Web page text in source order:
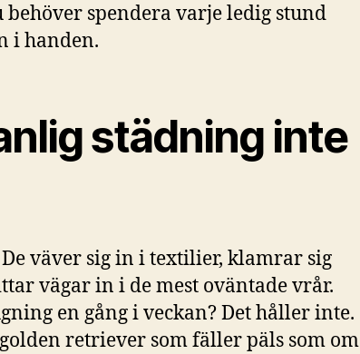
behöver spendera varje ledig stund
i handen.
städning inte
väver sig in i textilier, klamrar sig
vägar in i de mest oväntade vrår.
en gång i veckan? Det håller inte.
retriever som fäller päls som om